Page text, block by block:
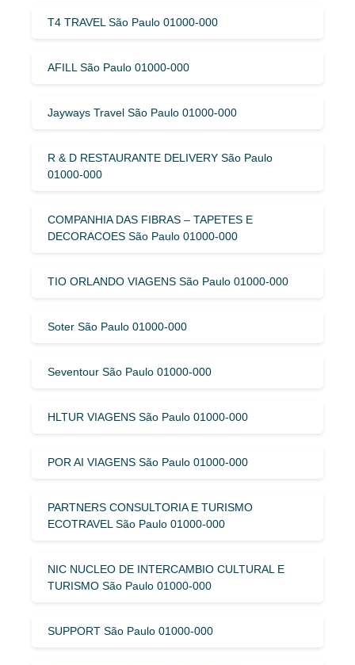
T4 TRAVEL São Paulo 01000-000
AFILL São Paulo 01000-000
Jayways Travel São Paulo 01000-000
R & D RESTAURANTE DELIVERY São Paulo
01000-000
COMPANHIA DAS FIBRAS – TAPETES E
DECORACOES São Paulo 01000-000
TIO ORLANDO VIAGENS São Paulo 01000-000
Soter São Paulo 01000-000
Seventour São Paulo 01000-000
HLTUR VIAGENS São Paulo 01000-000
POR AI VIAGENS São Paulo 01000-000
PARTNERS CONSULTORIA E TURISMO
ECOTRAVEL São Paulo 01000-000
NIC NUCLEO DE INTERCAMBIO CULTURAL E
TURISMO São Paulo 01000-000
SUPPORT São Paulo 01000-000